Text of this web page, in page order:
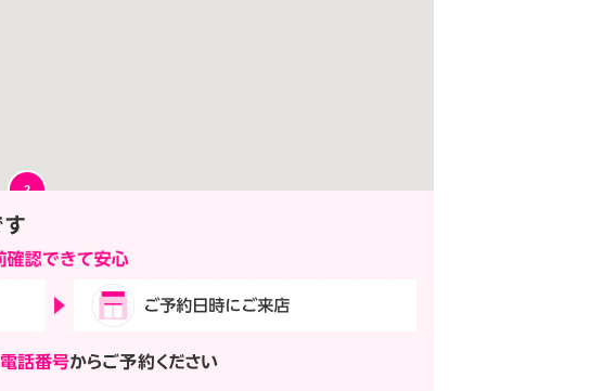
2
電話番号からご予約ください